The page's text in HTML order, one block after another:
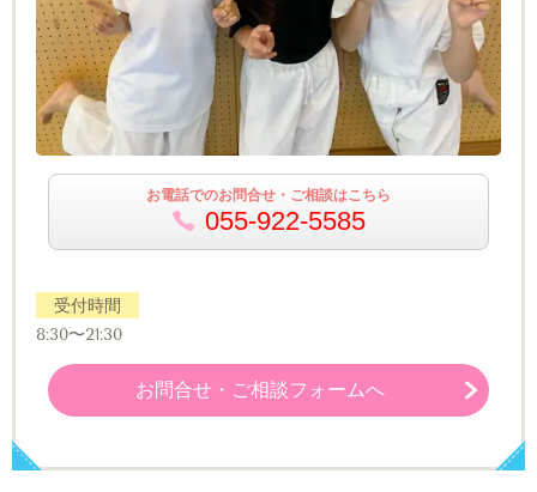
お電話でのお問合せ・ご相談はこちら
055-922-5585
受付時間
8:30〜21:30
お問合せ・ご相談フォームへ